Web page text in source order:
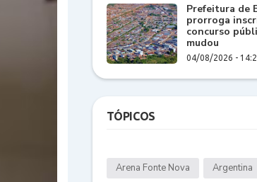
Prefeitura de
prorroga
concurso
mudou
04/08/2026 -
TÓPICOS
Arena Fonte Nova Argentina